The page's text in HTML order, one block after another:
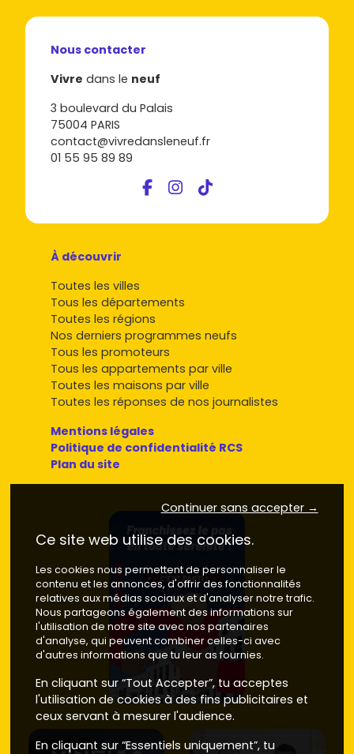
Nous contacter
Vivre dans le neuf
3 boulevard du Palais
75004 PARIS
contact@vivredansleneuf.fr
01 55 95 89 89
À découvrir
Toutes les villes
Tous les départements
Toutes les régions
Nos derniers programmes neufs
Tous les promoteurs
Tous les appartements par ville
Toutes les maisons par ville
Toutes les réponses de nos journalistes
Mentions légales
Politique de confidentialité RCS
Plan du site
Continuer sans accepter →
Ce site web utilise des cookies.
Les cookies nous permettent de personnaliser le
contenu et les annonces, d'offrir des fonctionnalités
relatives aux médias sociaux et d'analyser notre trafic.
Nous partageons également des informations sur
l'utilisation de notre site avec nos partenaires
d'analyse, qui peuvent combiner celles-ci avec
d'autres informations que tu leur as fournies.
En cliquant sur “Tout Accepter”, tu acceptes
l'utilisation de cookies à des fins publicitaires et
ceux servant à mesurer l'audience.
En cliquant sur “Essentiels uniquement”, tu